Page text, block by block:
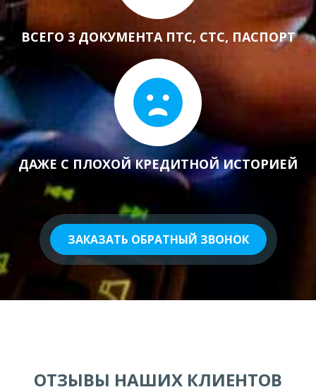
ВСЕГО 3 ДОКУМЕНТА ПТС, СТС, ПАСПОРТ
ДАЖЕ С ПЛОХОЙ КРЕДИТНОЙ ИСТОРИЕЙ
ЗАКАЗАТЬ ОБРАТНЫЙ ЗВОНОК
ОТЗЫВЫ НАШИХ КЛИЕНТОВ